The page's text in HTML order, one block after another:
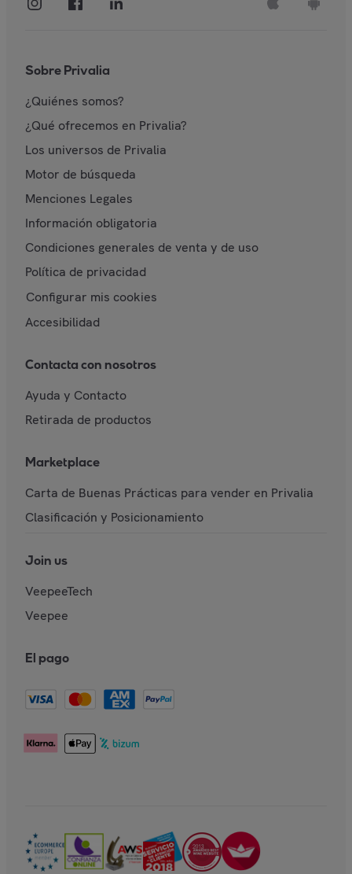
Sobre Privalia
¿Quiénes somos?
¿Qué ofrecemos en Privalia?
Los universos de Privalia
Motor de búsqueda
Menciones Legales
Información obligatoria
Condiciones generales de venta y de uso
Política de privacidad
Configurar mis cookies
Accesibilidad
Contacta con nosotros
Ayuda y Contacto
Retirada de productos
Marketplace
Carta de Buenas Prácticas para vender en Privalia
Clasificación y Posicionamiento
Join us
VeepeeTech
Veepee
El pago